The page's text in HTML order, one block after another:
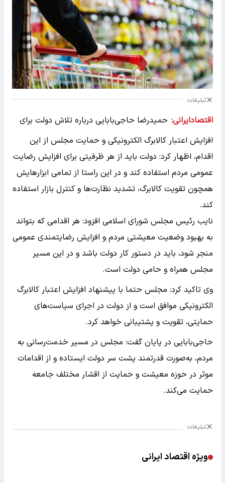
تبلیغات
اقتصادایرانی: حمیدرضا حاجی‌بابایی درباره تلاش دولت برای
افزایش اعتبار کالابرگ الکترونیکی و حمایت مجلس از این
اقدام، اظهار کرد: دولت باید از هر ظرفیتی برای افزایش رضایت
عمومی مردم استفاده کند و در این راستا از تمامی ابزارهایش
همچون تقویت کالابرگ، تشدید نظارت‌ها و کنترل بازار استفاده
کند.
نایب رئیس مجلس شورای اسلامی افزود: هر اقدامی که بتواند
به بهبود وضعیت معیشتی مردم و افزایش رضایتمندی عمومی
منجر شود، باید در دستور کار دولت باشد و در این مسیر
مجلس همراه و حامی دولت است.
وی تاکید کرد: مجلس حتما با پیشنهاد افزایش اعتبار کالابرگ
الکترونیکی موافق است و از دولت در اجرای سیاست‌های
حمایتی، تقویت و پشتیبانی خواهد کرد.
حاجی‌بابایی در پایان گفت: مجلس در مسیر خدمت‌رسانی به
مردم، به‌صورت قدرتمند پشت سر دولت ایستاده و از اقدامات
موثر در حوزه معیشت و حمایت از اقشار مختلف جامعه
حمایت می‌کند.
تبلیغات
ویژه اقتصاد ایرانی